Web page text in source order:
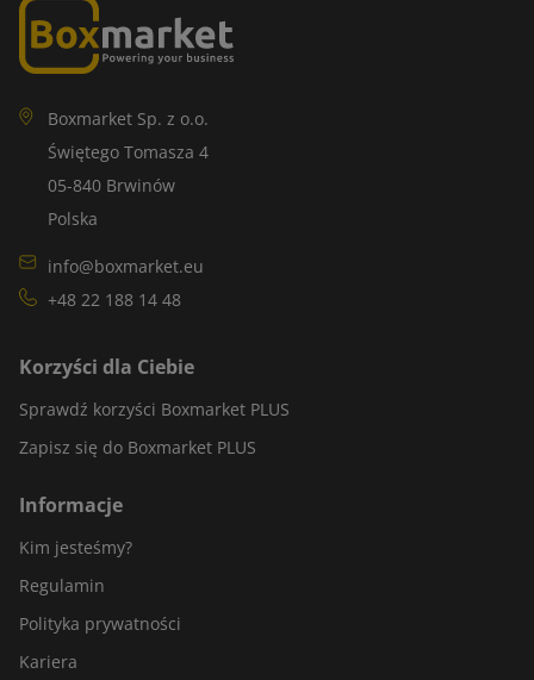
Boxmarket Sp. z o.o.
Świętego Tomasza 4
05-840 Brwinów
Polska
info@boxmarket.eu
+48 22 188 14 48
Korzyści dla Ciebie
Sprawdź korzyści Boxmarket PLUS
Zapisz się do Boxmarket PLUS
Informacje
Kim jesteśmy?
Regulamin
Polityka prywatności
Kariera